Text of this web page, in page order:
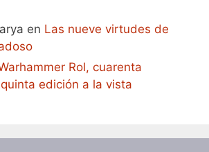
en Las nueve virtudes de
Rol, cuarenta
edición a la vista